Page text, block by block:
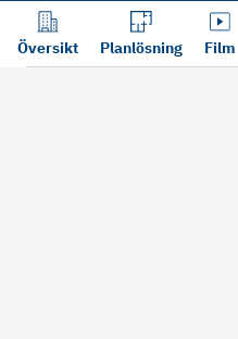
Översikt Planlösning Film